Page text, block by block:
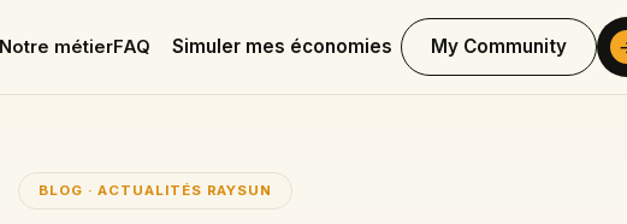
métierFAQ Simuler mes économies My Community
BLOG · ACTUALITÉS RAYSUN